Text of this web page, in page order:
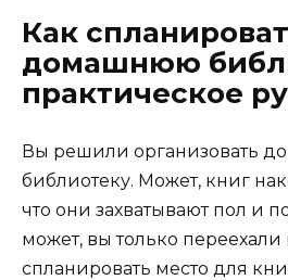
Как
домашнюю
практическое
Вы решили организовать
библиотеку. Может, книг
что они захватывают пол и
может, вы только переехали
спланировать место для